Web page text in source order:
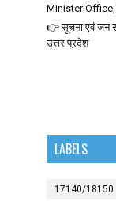
Minister
👉 सूचना एवं जन
उत्तर प्रदेश
LABELS
17140/18150